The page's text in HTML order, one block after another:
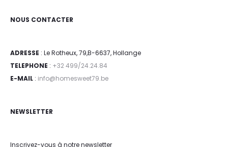
NOUS CONTACTER
ADRESSE : Le Rotheux, 79,B-6637, Hollange
TELEPHONE : +32 499/24.24.84
E-MAIL : info@homesweet79.be
NEWSLETTER
Inscrivez-vous à notre newsletter